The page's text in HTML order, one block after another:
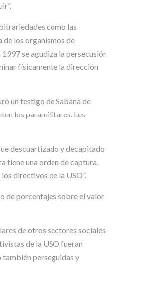
como las
de los organismos de
se agudiza la persecusión
físicamente la dirección
un testigo de Sabana de
los paramilitares. Les
descuartizado y decapitado
tiene una orden de captura.
directivos de la USO”.
de porcentajes sobre el valor
de otros sectores sociales
de la USO fueran
también perseguidas y